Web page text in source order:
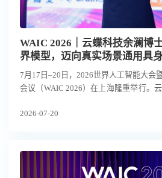
WAIC 2026｜云蝶科技余澜博
界模型，迈向真实场景通用具
7月17日–20日，2026世界人工智能大会
会议（WAIC 2026）在上海隆重举行。
发表主题演讲，详细阐述了云蝶科技以
2026-07-20